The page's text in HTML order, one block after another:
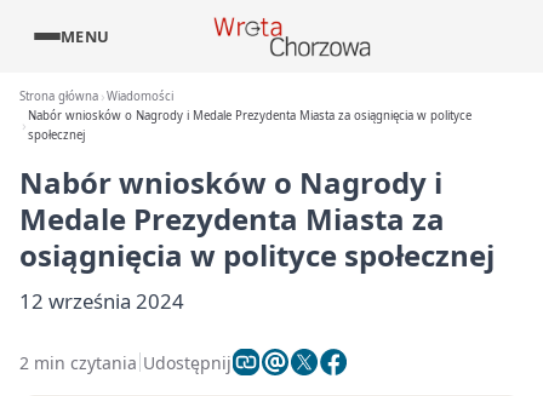
MENU
Strona główna Wiadomości
Nabór wniosków o Nagrody i Medale Prezydenta Miasta za osiągnięcia w polityce
społecznej
Nabór wniosków o Nagrody i
Medale Prezydenta Miasta za
osiągnięcia w polityce społecznej
12 września 2024
2 min czytania Udostępnij